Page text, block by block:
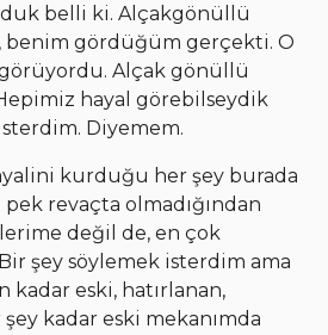
belli ki. Alçakgönüllü
benim gördüğüm gerçekti. O
görüyordu. Alçak gönüllü
hayal görebilseydik
Diyemem.
kurduğu her şey burada
revaçta olmadığından
değil de, en çok
şey söylemek isterdim ama
eski, hatırlanan,
kadar eski mekanımda